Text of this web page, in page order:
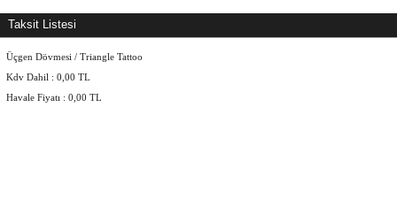
Taksit Listesi
Üçgen Dövmesi / Triangle Tattoo
Kdv Dahil : 0,00 TL
Havale Fiyatı : 0,00 TL